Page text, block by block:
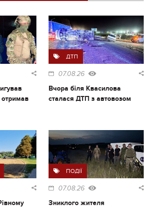
отримав
ДТП
07.08.26
Вчора біля Квасилова
сталася ДТП з автовозом
ПОДІЇ
07.08.26
Зниклого жителя